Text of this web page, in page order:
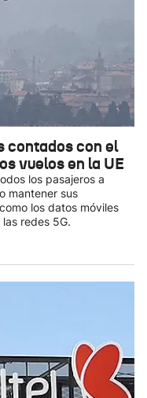
contados con el
vuelos en la UE
los pasajeros a
mantener sus
los datos móviles
redes 5G.